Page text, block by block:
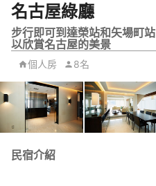
名古屋綠廳
步行即可到達榮站和矢場町
以欣賞名古屋的美景
個人房 8名
民宿介紹